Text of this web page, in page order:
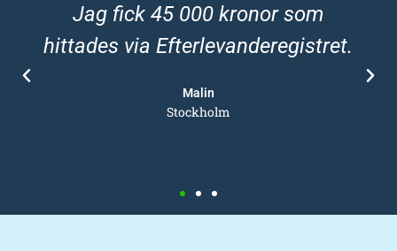
Jag fick 45 000 kronor som
hittades via Efterlevanderegistret.
Malin
Stockholm